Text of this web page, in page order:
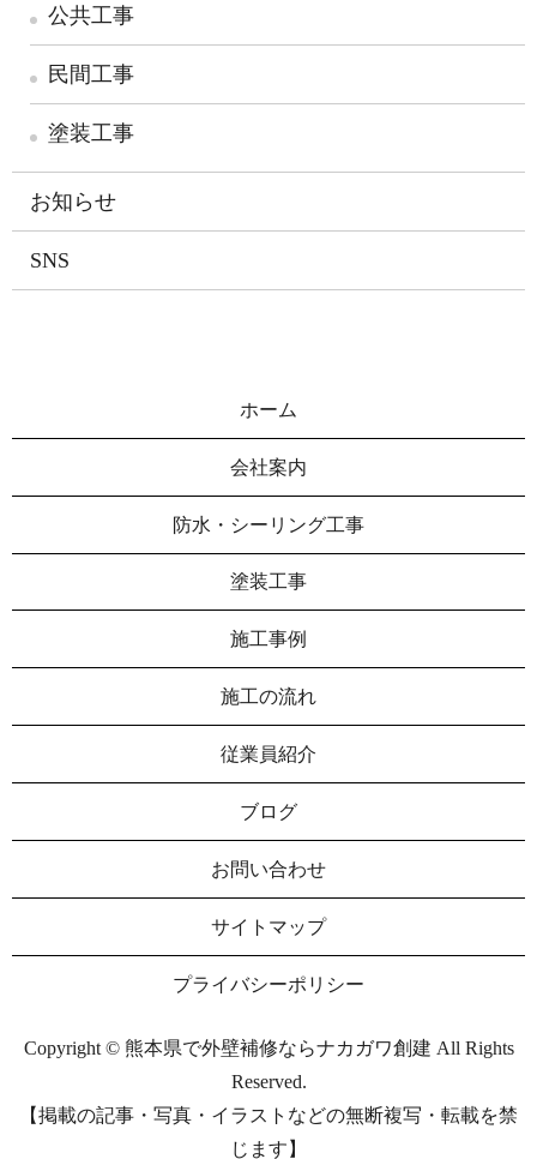
公共工事
民間工事
塗装工事
お知らせ
SNS
ホーム
会社案内
防水・シーリング工事
塗装工事
施工事例
施工の流れ
従業員紹介
ブログ
お問い合わせ
サイトマップ
プライバシーポリシー
Copyright © 熊本県で外壁補修ならナカガワ創建 All Rights
Reserved.
【掲載の記事・写真・イラストなどの無断複写・転載を禁
じます】